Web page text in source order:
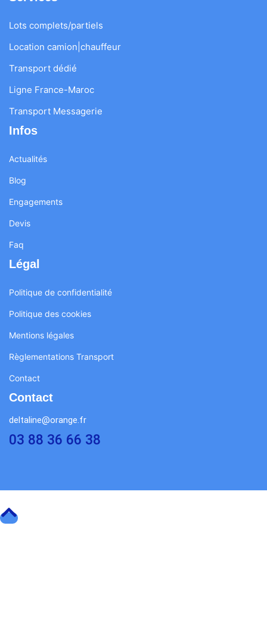
Lots complets/partiels
Location camion|chauffeur
Transport dédié
Ligne France-Maroc
Transport Messagerie
Infos
Actualités
Blog
Engagements
Devis
Faq
Légal
Politique de confidentialité
Politique des cookies
Mentions légales
Règlementations Transport
Contact
Contact
deltaline@orange.fr
03 88 36 66 38